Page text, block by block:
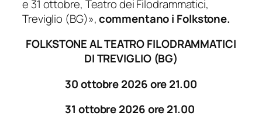
e 31 ottobre, Teatro dei Filodrammatici,
Treviglio (BG)»,commentano i Folkstone.
FOLKSTONE ALTEATRO FILODRAMMATICI
DI TREVIGLIO (BG)
30 ottobre 2026 ore 21.00
31 ottobre 2026 ore 21.00